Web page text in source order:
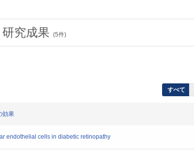
研究成果 (5件)
すべて
効果
endothelial cells in diabetic retinopathy